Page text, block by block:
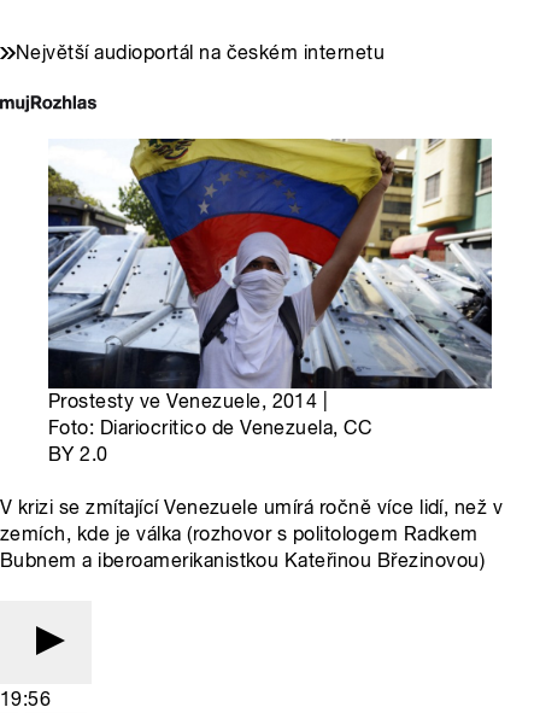
Největší audioportál na českém internetu
Prostesty ve Venezuele, 2014 |
Foto: Diariocritico de Venezuela, CC
BY 2.0
V krizi se zmítající Venezuele umírá ročně více lidí, než v
zemích, kde je válka (rozhovor s politologem Radkem
Bubnem a iberoamerikanistkou Kateřinou Březinovou)
19:56